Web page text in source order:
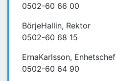
0502-60 66 00
BörjeHallin, Rektor
0502-60 68 15
ErnaKarlsson, Enhetschef
0502-60 64 90